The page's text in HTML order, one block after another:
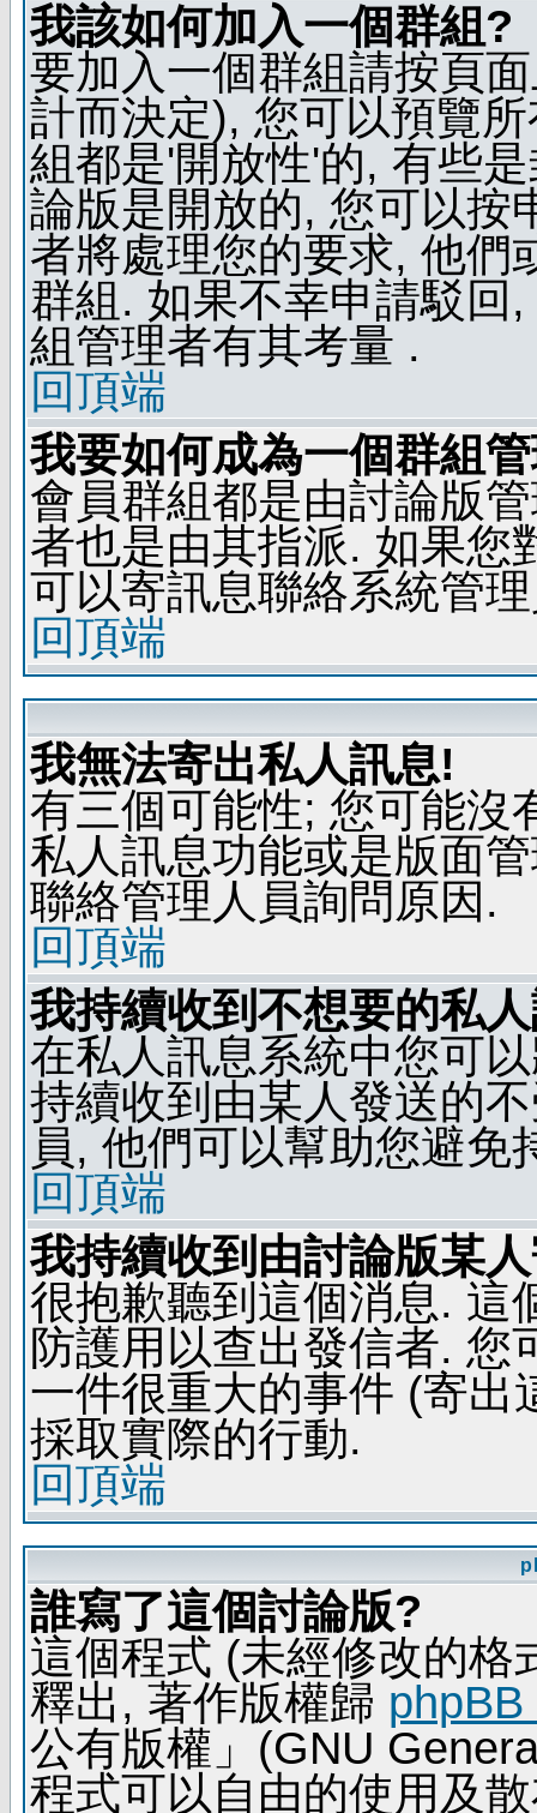
我該如何加入一個群組?
要加入一個群組請按頁
計而決定), 您可以預覽
組都是'開放性'的, 有些
論版是開放的, 您可以按
者將處理您的要求, 他們
群組. 如果不幸申請駁回
組管理者有其考量 .
回頂端
我要如何成為一個群組
會員群組都是由討論版
者也是由其指派. 如果您
可以寄訊息聯絡系統管
回頂端
我無法寄出私人訊息!
有三個可能性; 您可能沒
私人訊息功能或是版面
聯絡管理人員詢問原因.
回頂端
我持續收到不想要的私
在私人訊息系統中您可
持續收到由某人發送的
員, 他們可以幫助您避免
回頂端
我持續收到由討論版某
很抱歉聽到這個消息. 這
防護用以查出發信者. 您
一件很重大的事件 (寄出
採取實際的行動.
回頂端
誰寫了這個討論版?
這個程式 (未經修改的格
釋出, 著作版權歸
公有版權」(GNU
程式可以自由的使用及